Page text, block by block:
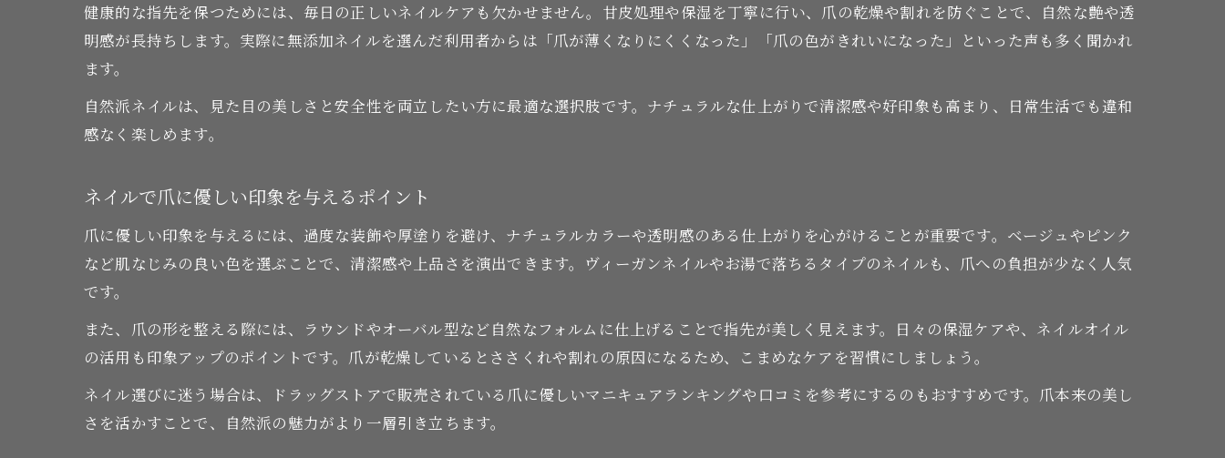
オーガニックネイルの成分と安全性の魅力
ネイルで赤ちゃんにも安心な理由とは
無添加ネイルが注目される背景と特徴
お湯で落ちるネイルのメリットと実用性
無添加ネイルで健やかな爪を保つコツ
爪ケア重視派におすすめの無添加ネイル
毎日続けたいナチュラルネイルのセルフケア術
自宅でできる自然派ネイルの簡単セルフケア
ネイルケアに役立つ保湿と栄養補給のポイント
健康的な指先を保つためには、毎日の正しいネイルケアも欠かせません。甘皮処理や保湿を丁寧に行い、爪の乾燥や割れを防ぐことで、自然な艶や透
明感が長持ちします。実際に無添加ネイルを選んだ利用者からは「爪が薄くなりにくくなった」「爪の色がきれいになった」といった声も多く聞かれ
ます。
自然派ネイルは、見た目の美しさと安全性を両立したい方に最適な選択肢です。ナチュラルな仕上がりで清潔感や好印象も高まり、日常生活でも違和
感なく楽しめます。
ネイルで爪に優しい印象を与えるポイント
爪に優しい印象を与えるには、過度な装飾や厚塗りを避け、ナチュラルカラーや透明感のある仕上がりを心がけることが重要です。ベージュやピンク
など肌なじみの良い色を選ぶことで、清潔感や上品さを演出できます。ヴィーガンネイルやお湯で落ちるタイプのネイルも、爪への負担が少なく人気
です。
また、爪の形を整える際には、ラウンドやオーバル型など自然なフォルムに仕上げることで指先が美しく見えます。日々の保湿ケアや、ネイルオイル
の活用も印象アップのポイントです。爪が乾燥しているとささくれや割れの原因になるため、こまめなケアを習慣にしましょう。
ネイル選びに迷う場合は、ドラッグストアで販売されている爪に優しいマニキュアランキングや口コミを参考にするのもおすすめです。爪本来の美し
さを活かすことで、自然派の魅力がより一層引き立ちます。